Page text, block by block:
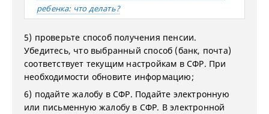
ребенка: что делать?
5) проверьте способ получения пенсии.
Убедитесь, что выбранный способ (банк, почта)
соответствует текущим настройкам в СФР. При
необходимости обновите информацию;
6) подайте жалобу в СФР. Подайте электронную
или письменную жалобу в СФР. В электронной